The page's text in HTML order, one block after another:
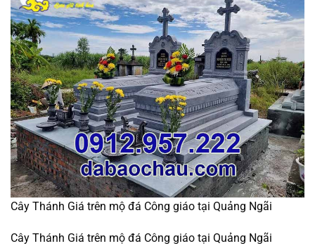
Cây Thánh Giá trên mộ đá Công giáo tại Quảng Ngãi
Cây Thánh Giá trên mộ đá Công giáo tại Quảng Ngãi